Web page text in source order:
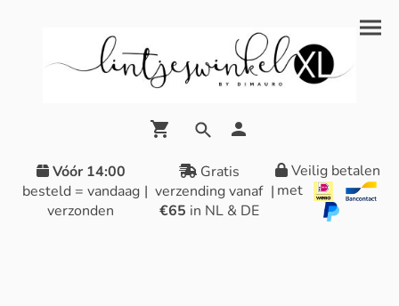
Vóór 14:00
besteld = vandaag
verzonden
|
Gratis
verzending vanaf
€65 in NL & DE
|
Veilig betalen
met